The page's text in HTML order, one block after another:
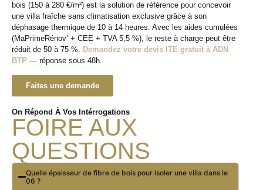
bois (150 à 280 €/m²) est la solution de référence pour concevoir
une villa fraîche sans climatisation exclusive grâce à son
déphasage thermique de 10 à 14 heures. Avec les aides cumulées
(MaPrimeRénov’ + CEE + TVA 5,5 %), le reste à charge peut être
réduit de 50 à 75 %. Demandez votre devis ITE gratuit à ADN
BTP — réponse sous 48h.
Faites une demande
On Répond À Vos Intérrogations
FOIRE AUX
QUESTIONS
Quelle épaisseur de fibre de bois pour isoler une villa dans le
06 ?